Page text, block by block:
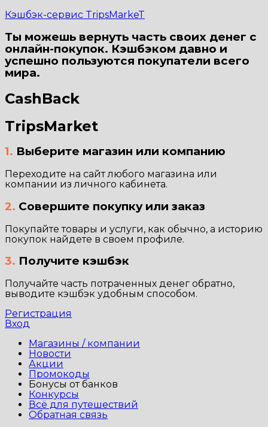
Кэшбэк-сервис TripsMarkeT
Ты можешь вернуть часть своих денег с
онлайн-покупок. Кэшбэком давно и
успешно пользуются покупатели всего
мира.
CashBack
TripsMarket
1. Выберите магазин или компанию
Переходите на сайт любого магазина или
компании из личного кабинета.
2. Совершите покупку или заказ
Покупайте товары и услуги, как обычно, а историю
покупок найдете в своем профиле.
3. Получите кэшбэк
Получайте часть потраченных денег обратно,
выводите кэшбэк удобным способом.
Регистрация
Вход
Магазины / компании
Новости
Акции
Промокоды
Бонусы от банков
Конкурсы
Всё для путешествий
Обратная связь